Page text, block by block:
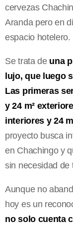
cervezas
Aranda pero en
espacio hotelero.
Se trata deuna
lujo, que luego
Las primeras
y 24 m²
interiores y 24
proyecto busca
en Chachingo y
sin necesidad de
Aunque no
hoy es un
no solo cuenta